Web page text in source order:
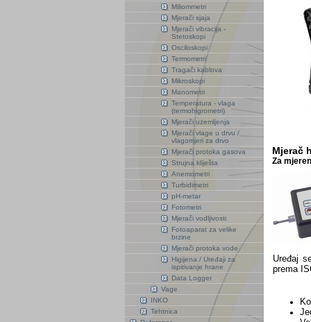
Miliommetri
Mjerači sjaja
Mjerači vibracija -
Stetoskopi
Osciloskopi
Termometri
Tragači kablova
Mikroskopi
Manometri
Temperatura - vlaga
(termohigrometri)
Mjerači uzemljenja
Mjerači vlage u drvu /
vlagomjeri za drvo
Mjerači protoka gasova
Strujna kliješta
Anemometri
Turbidimetri
pH-metar
Fotometri
Mjerači vodljivosti
Fotoaparat za velike
brzine
Mjerači protoka vode
Higijena / Uređaji za
ispitivanje hrane
Data Logger
Vage
INKO
Tehtnica
Mjerač
Za
Uređaj
prema